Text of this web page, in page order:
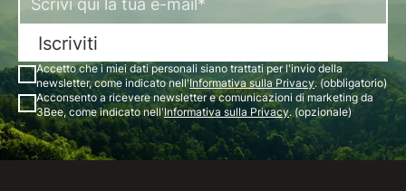
Iscriviti
Accetto che i miei dati personali siano trattati per l'invio della
newsletter, come indicato nell'Informativa sulla Privacy. (obbligatorio)
Acconsento a ricevere newsletter e comunicazioni di marketing da
3Bee, come indicato nell'Informativa sulla Privacy. (opzionale)